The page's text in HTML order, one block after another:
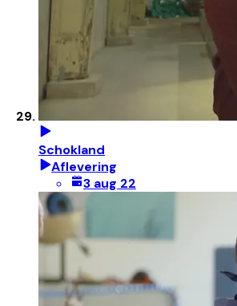
Schokland
Aflevering
3 aug 22